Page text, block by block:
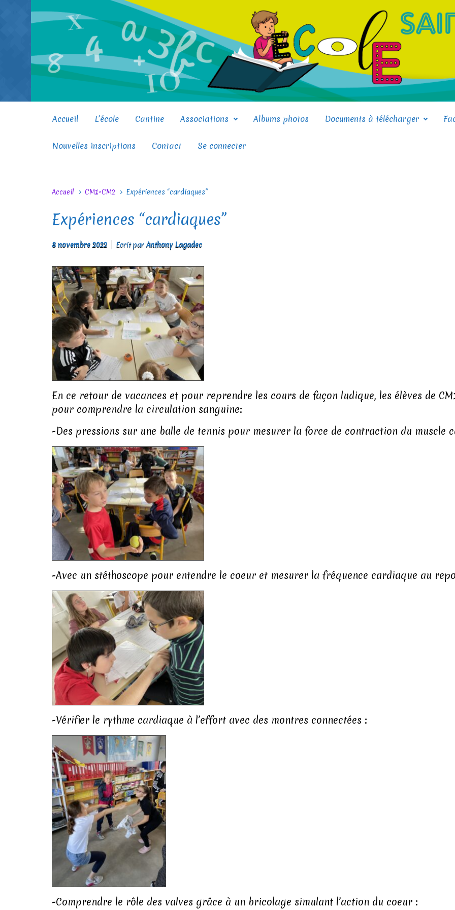
Skip to main content
Accueil L’école Cantine Associations Albums photos Documents à télécharger
Nouvelles inscriptions Contact Se connecter
Accueil CM1-CM2 Expériences “cardiaques”
Expériences “cardiaques”
8 novembre 2022 Ecrit par Anthony Lagadec
En ce retour de vacances et pour reprendre les cours de façon ludique, les élèves de
pour comprendre la circulation sanguine:
-Des pressions sur une balle de tennis pour mesurer la force de contraction du muscle
-Avec un stéthoscope pour entendre le coeur et mesurer la fréquence cardiaque au
-Vérifier le rythme cardiaque à l’effort avec des montres connectées :
-Comprendre le rôle des valves grâce à un bricolage simulant l’action du coeur :